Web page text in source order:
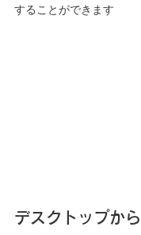
することができます
デスクトップか